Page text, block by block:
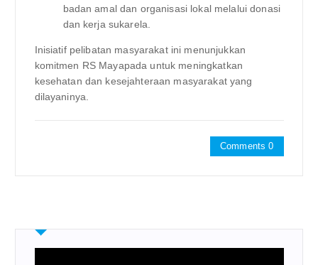
badan amal dan organisasi lokal melalui donasi
dan kerja sukarela.
Inisiatif pelibatan masyarakat ini menunjukkan
komitmen RS Mayapada untuk meningkatkan
kesehatan dan kesejahteraan masyarakat yang
dilayaninya.
Comments 0